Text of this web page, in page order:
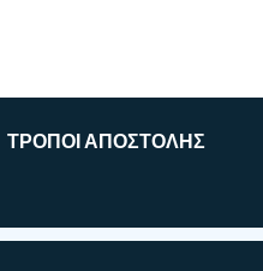
ΤΡΟΠΟΙ ΑΠΟΣΤΟΛΗΣ